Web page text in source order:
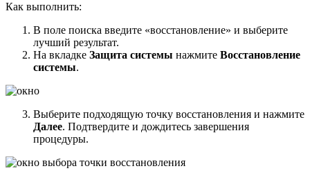
Как выполнить:
В поле поиска введите «восстановление» и выберите
лучший результат.
На вкладке Защита системы нажмите Восстановление
системы.
Выберите подходящую точку восстановления и нажмите
Далее. Подтвердите и дождитесь завершения
процедуры.